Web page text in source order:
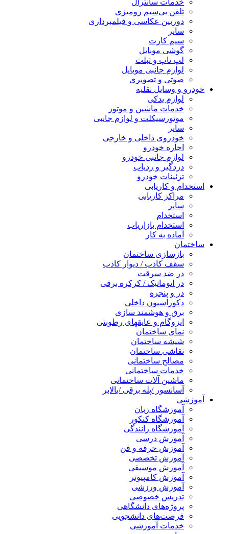
خدمات سانترال
تلفن بی‌سیم رومیزی
دوربین عکاسی و فیلمبرداری
سایر
سیم کارت
گوشی موبایل
لپ تاپ و تبلت
لوازم جانبی موبایل
صوتی و تصویری
خودرو و وسایل نقلیه
لوازم یدکی
خدمات ماشین و موتور
موتورسیکلت و لوازم جانبی
سایر
خودروی داخلی و خارجی
اجاره خودرو
لوازم جانبی خودرو
دزدگیر و ردیاب
تزئینات خودرو
استخدام و کاریابی
مراکز کاریابی
سایر
استخدام
استخدام بازاریاب
آماده به کار
ساختمان
بازسازی ساختمان
سقف کاذب / دیوار کاذب
در ضد سرقت
در اتوماتیک / کرکره برقی
در و پنجره
دکوراسیون داخلی
برق و هوشمند سازی
ایزوگام و عایقهای رطوبتی
نمای ساختمان
شیشه ساختمان
نقاشی ساختمان
مصالح ساختمانی
خدمات ساختمانی
ماشین آلات ساختمانی
آسانسور /پله برقی /بالابر
آموزشی
آموزشگاه زبان
آموزشگاه کنکور
آموزشگاه رانندگی
آموزش درسی
آموزش حرفه و فن
آموزش تخصصی
آموزش موسیقی
آموزش کامپیوتر
آموزش ورزشی
تدریس خصوصی
پروژه‌های دانشگاهی
فرصت‌های دانشجویی
خدمات آموزشی